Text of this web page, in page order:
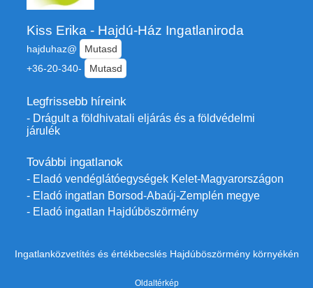
Kiss Erika - Hajdú-Ház Ingatlaniroda
hajduhaz@
Mutasd
+36-20-340-
Mutasd
Legfrissebb híreink
- Drágult a földhivatali eljárás és a földvédelmi
járulék
További ingatlanok
- Eladó vendéglátóegységek Kelet-Magyarországon
- Eladó ingatlan Borsod-Abaúj-Zemplén megye
- Eladó ingatlan Hajdúböszörmény
Ingatlanközvetítés és értékbecslés Hajdúböszörmény környékén
Oldaltérkép